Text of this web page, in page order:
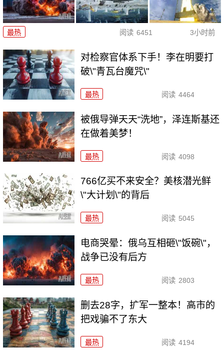
最热 阅读 6451 3小时前
对检察官体系下手！李在明要打
破\"青瓦台魔咒\"
最热 阅读 4464
被俄导弹天天“洗地”，泽连斯基还
在做着美梦！
最热 阅读 4098
766亿买不来安全？美核潜光鲜
\"大计划\"的背后
最热 阅读 5045
电商哭晕：俄乌互相砸\"饭碗\"，
战争已没有后方
最热 阅读 2803
删去28字，扩军一整本！高市的
把戏骗不了东大
最热 阅读 4194